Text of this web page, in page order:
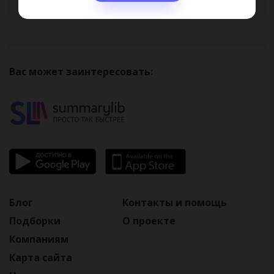
Вас может заинтересовать:
Блог
Подборки
Компаниям
Карта сайта
Контакты и помощь
О проекте